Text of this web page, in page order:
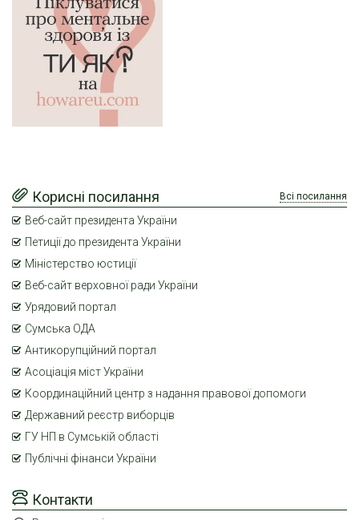
Контакти
Корисні посилання Всі посилання
Веб-сайт президента України
Петиції до президента України
Міністерство юстиції
Веб-сайт верховної ради України
Урядовий портал
Сумська ОДА
Антикорупційний портал
Асоціація міст України
Координаційний центр з надання правової допомоги
Державний реєстр виборців
ГУ НП в Сумській області
Публічні фінанси України